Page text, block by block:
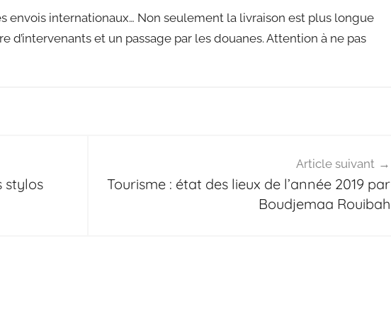
envois internationaux… Non seulement la livraison est plus longue
et un passage par les douanes. Attention à ne pas
stylos
Article suivant
Tourisme : état des lieux de l’année 2019 par
Boudjemaa Rouibah